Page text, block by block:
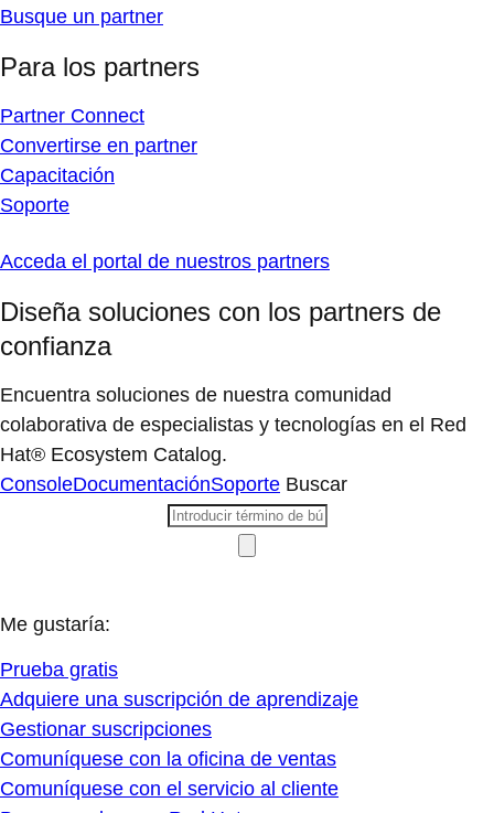
Busque un partner
Para los partners
Partner Connect
Convertirse en partner
Capacitación
Soporte
Acceda el portal de nuestros partners
Diseña soluciones con los partners de
confianza
Encuentra soluciones de nuestra comunidad
colaborativa de especialistas y tecnologías en el Red
Hat® Ecosystem Catalog.
ConsoleDocumentaciónSoporte Buscar
Me gustaría:
Prueba gratis
Adquiere una suscripción de aprendizaje
Gestionar suscripciones
Comuníquese con la oficina de ventas
Comuníquese con el servicio al cliente